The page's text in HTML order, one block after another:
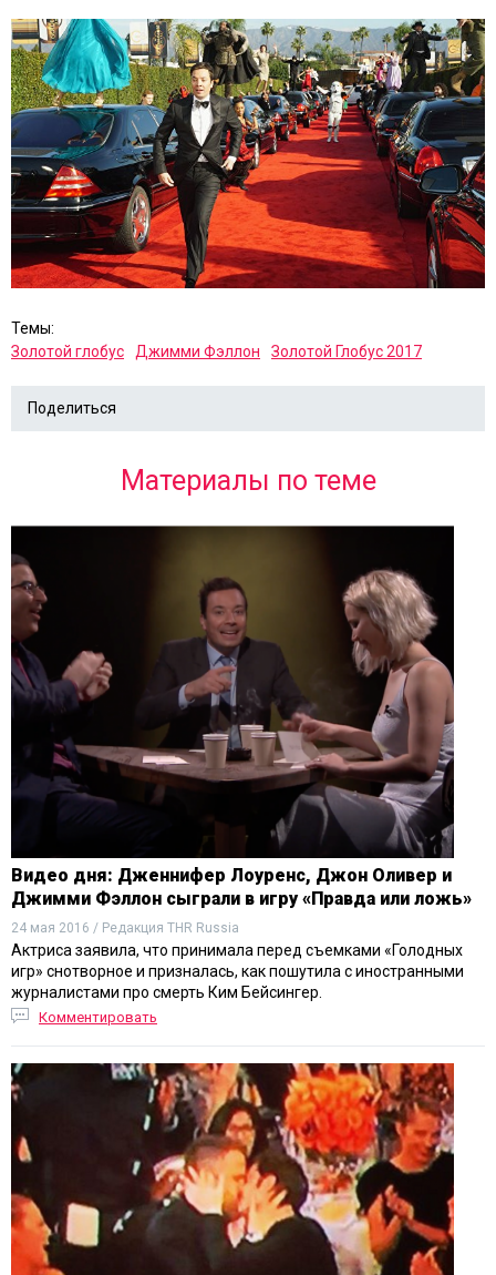
Темы:
Золотой глобус
Джимми Фэллон Золотой Глобус 2017
Поделиться
Материалы по теме
Видео дня: Дженнифер Лоуренс, Джон Оливер и
Джимми Фэллон сыграли в игру «Правда или ложь»
24 мая 2016 / Редакция THR Russia
Актриса заявила, что принимала перед съемками «Голодных
игр» снотворное и призналась, как пошутила с иностранными
журналистами про смерть Ким Бейсингер.
Комментировать